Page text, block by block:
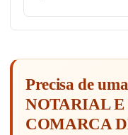
Precisa de
NOTARIAL
COMARCA